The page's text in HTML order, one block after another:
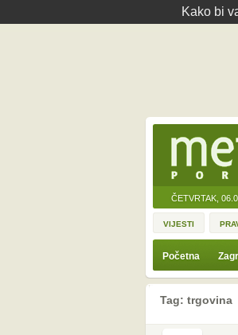
Kako bi
ČETVRTAK,
VIJESTI
Početna
Tag: trgovina